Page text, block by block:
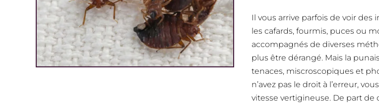
Il vous arrive parfois de voir
les cafards, fourmis, puces ou
accompagnés de diverses
plus être dérangé. Mais la
tenaces, miscroscopiques et
n’avez pas le droit à l’erreur,
vitesse vertigineuse. De part de